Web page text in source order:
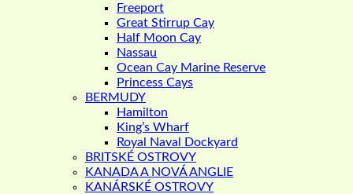
Freeport
Great Stirrup Cay
Half Moon Cay
Nassau
Ocean Cay Marine Reserve
Princess Cays
BERMUDY
Hamilton
King’s Wharf
Royal Naval Dockyard
BRITSKÉ OSTROVY
KANADA A NOVÁ ANGLIE
KANÁRSKÉ OSTROVY